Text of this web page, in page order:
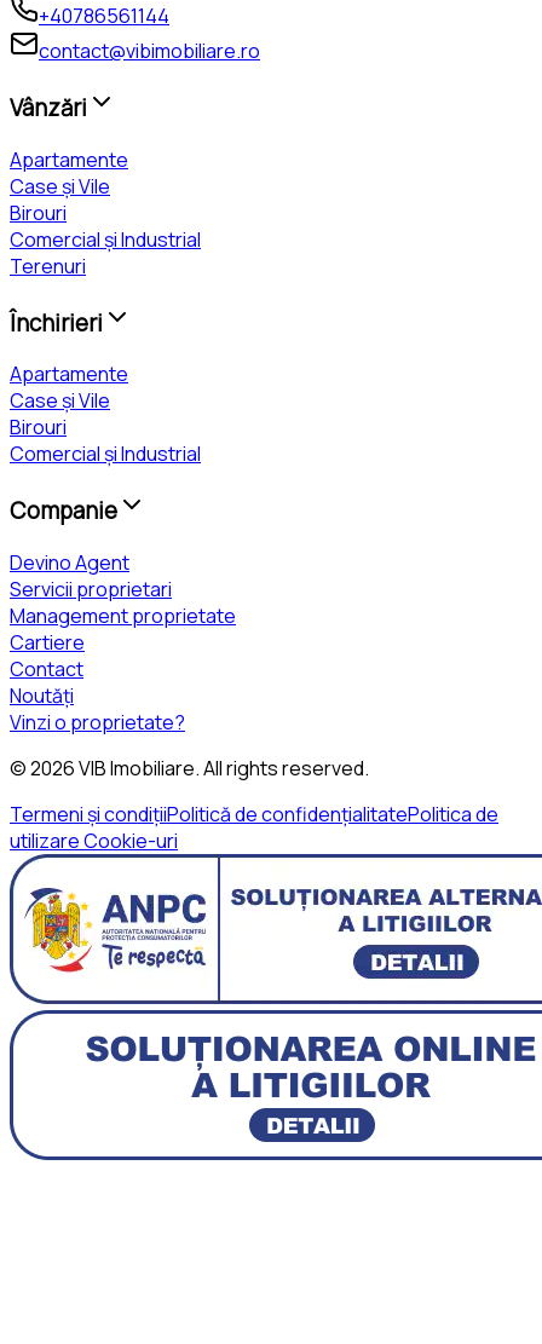
+40786561144
contact@vibimobiliare.ro
Vânzări
Apartamente
Case și Vile
Birouri
Comercial și Industrial
Terenuri
Închirieri
Apartamente
Case și Vile
Birouri
Comercial și Industrial
Companie
Devino Agent
Servicii proprietari
Management proprietate
Cartiere
Contact
Noutăți
Vinzi o proprietate?
©2026VIB Imobiliare. All rights reserved.
Termeni și condițiiPolitică de confidențialitatePolitica de
utilizare Cookie-uri